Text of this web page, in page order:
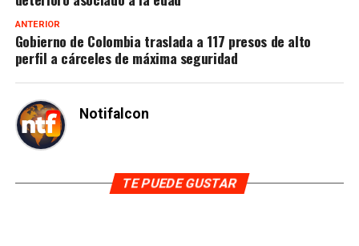
ANTERIOR
Gobierno de Colombia traslada a 117 presos de alto
perfil a cárceles de máxima seguridad
Notifalcon
TE PUEDE GUSTAR